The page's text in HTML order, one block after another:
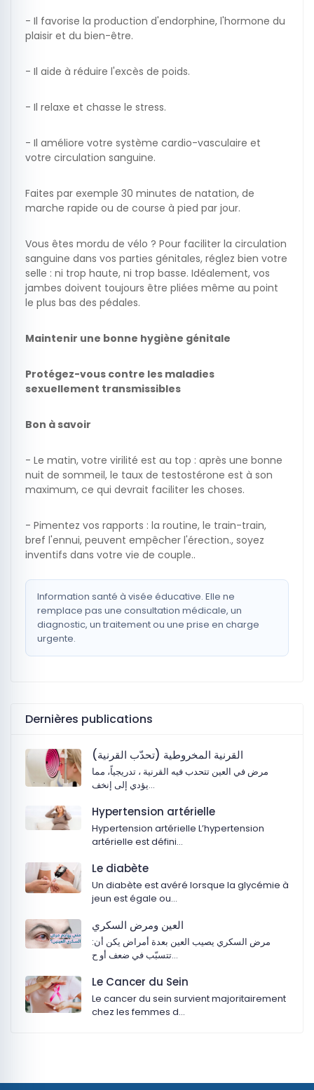
- Il favorise la production d'endorphine, l'hormone du
plaisir et du bien-être.
- Il aide à réduire l'excès de poids.
- Il relaxe et chasse le stress.
- Il améliore votre système cardio-vasculaire et
votre circulation sanguine.
Faites par exemple 30 minutes de natation, de
marche rapide ou de course à pied par jour.
Vous êtes mordu de vélo ? Pour faciliter la circulation
sanguine dans vos parties génitales, réglez bien votre
selle : ni trop haute, ni trop basse. Idéalement, vos
jambes doivent toujours être pliées même au point
le plus bas des pédales.
Maintenir une bonne hygiène génitale
Protégez-vous contre les maladies
sexuellement transmissibles
Bon à savoir
- Le matin, votre virilité est au top : après une bonne
nuit de sommeil, le taux de testostérone est à son
maximum, ce qui devrait faciliter les choses.
- Pimentez vos rapports : la routine, le train-train,
bref l'ennui, peuvent empêcher l'érection., soyez
inventifs dans votre vie de couple..
Information santé à visée éducative. Elle ne
remplace pas une consultation médicale, un
diagnostic, un traitement ou une prise en charge
urgente.
Dernières publications
القرنية المخروطية (تحدّب القرنية)
مرض في العين تتحدب فيه القرنية ، تدريجياً، مما
يؤدي إلى إنخف…
Hypertension artérielle
Hypertension artérielle L’hypertension
artérielle est défini…
Le diabète
Un diabète est avéré lorsque la glycémie à
jeun est égale ou…
‏العين ومرض السكري
:‏مرض السكري يصيب العين بعدة أمراض يكن أن
تتسبّب في ضعف أو ح…
Le Cancer du Sein
Le cancer du sein survient majoritairement
chez les femmes d…